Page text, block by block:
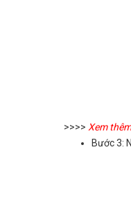
>>>> Xem thêm
Bước 3: